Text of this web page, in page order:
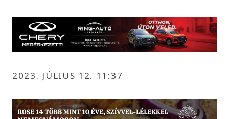
2023. JÚLIUS 12. 11:37